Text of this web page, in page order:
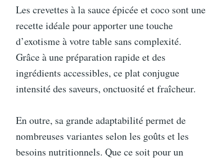
Les crevettes à la sauce épicée et coco sont une
recette idéale pour apporter une touche
d’exotisme à votre table sans complexité.
Grâce à une préparation rapide et des
ingrédients accessibles, ce plat conjugue
intensité des saveurs, onctuosité et fraîcheur.
En outre, sa grande adaptabilité permet de
nombreuses variantes selon les goûts et les
besoins nutritionnels. Que ce soit pour un